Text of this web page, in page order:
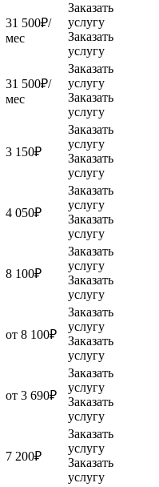
31 500₽/
мес
Заказать
услугу
Заказать
услугу
31 500₽/
мес
Заказать
услугу
Заказать
услугу
3 150₽
Заказать
услугу
Заказать
услугу
4 050₽
Заказать
услугу
Заказать
услугу
8 100₽
Заказать
услугу
Заказать
услугу
от 8 100₽
Заказать
услугу
Заказать
услугу
от 3 690₽
Заказать
услугу
Заказать
услугу
7 200₽
Заказать
услугу
Заказать
услугу